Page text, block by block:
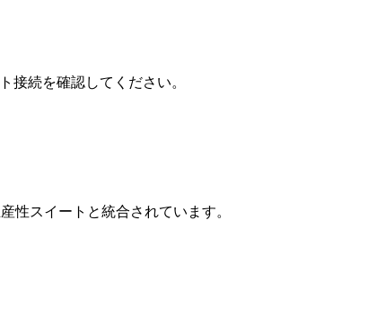
接続を確認してください。
性スイートと統合されています。